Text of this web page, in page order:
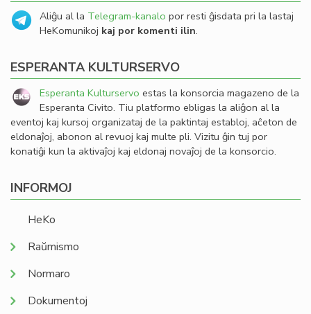
Aliĝu al la Telegram-kanalo por resti ĝisdata pri la lastaj
HeKomunikoj kaj por komenti ilin.
ESPERANTA KULTURSERVO
Esperanta Kulturservo estas la konsorcia magazeno de la
Esperanta Civito. Tiu platformo ebligas la aliĝon al la
eventoj kaj kursoj organizataj de la paktintaj establoj, aĉeton de
eldonaĵoj, abonon al revuoj kaj multe pli. Vizitu ĝin tuj por
konatiĝi kun la aktivaĵoj kaj eldonaj novaĵoj de la konsorcio.
INFORMOJ
HeKo
Raŭmismo
Normaro
Dokumentoj